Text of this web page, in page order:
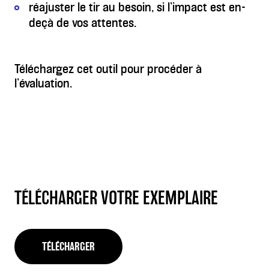
réajuster le tir au besoin, si l’impact est en-
deçà de vos attentes.
Téléchargez cet outil pour procéder à
l’évaluation.
TÉLÉCHARGER VOTRE EXEMPLAIRE
TÉLÉCHARGER